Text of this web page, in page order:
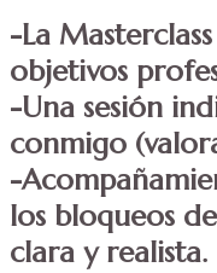
-La
objetivos
-Una sesión
conmigo
-
los bloqueos
clara y realista.